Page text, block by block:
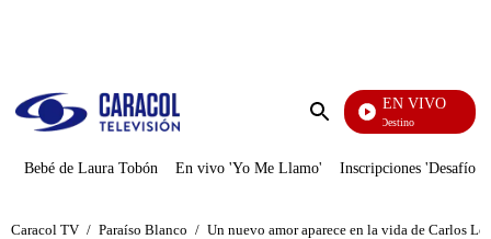
Enviar
EN VIVO
El Juego De Mi Destino
Bebé de Laura Tobón En vivo 'Yo Me Llamo' Inscripciones 'Desafío'
Caracol TV / Paraíso Blanco / Un nuevo amor aparece en la vida de Carlos